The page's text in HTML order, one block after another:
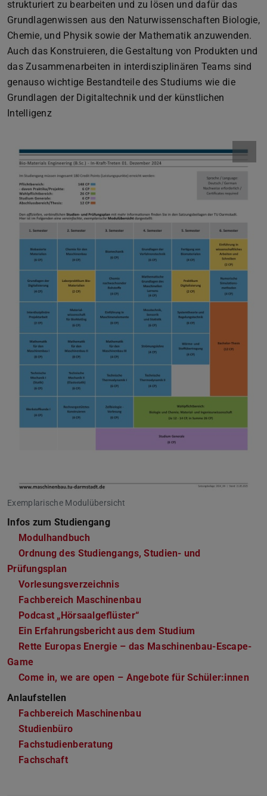
strukturiert zu bearbeiten und zu lösen und dafür das
Grundlagenwissen aus den Naturwissenschaften Biologie,
Chemie, und Physik sowie der Mathematik anzuwenden.
Auch das Konstruieren, die Gestaltung von Produkten und
das Zusammenarbeiten in interdisziplinären Teams sind
genauso wichtige Bestandteile des Studiums wie die
Grundlagen der Digitaltechnik und der künstlichen
Intelligenz
Exemplarische Modulübersicht
Infos zum Studiengang
Modulhandbuch
Ordnung des Studiengangs, Studien- und
Prüfungsplan
Vorlesungsverzeichnis
Fachbereich Maschinenbau
Podcast „Hörsaalgeflüster“
Ein Erfahrungsbericht aus dem Studium
Rette Europas Energie – das Maschinenbau-Escape-
Game
Come in, we are open – Angebote für Schüler:innen
Anlaufstellen
Fachbereich Maschinenbau
Studienbüro
Fachstudienberatung
Fachschaft